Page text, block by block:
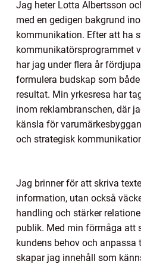
Jag heter Lotta Albertsson
med en gedigen bakgrund
kommunikation. Efter att ha
kommunikatörsprogrammet
har jag under flera år
formulera budskap som
resultat. Min yrkesresa har
inom reklambranschen, där
känsla för
och strategisk
Jag brinner för att skriva
information, utan också
handling och stärker
publik. Med min förmåga att
kundens behov och
skapar jag innehåll som